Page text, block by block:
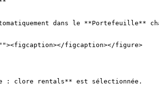
dans le **Portefeuille**
figcaption></figure>
: clore rentals** est sélectionnée.